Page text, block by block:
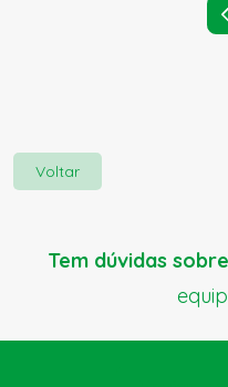
Voltar
Tem dúvidas